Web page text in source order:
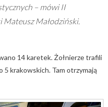
– mówi II
Mateusz Małodziński.
14 karetek. Żołnierze trafili
5 krakowskich. Tam otrzymają